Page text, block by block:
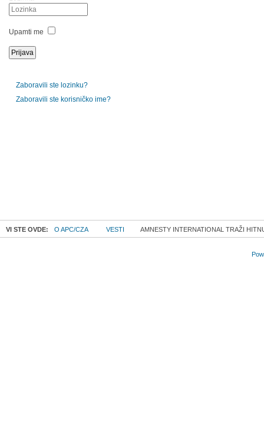
Upamti me
Zaboravili ste lozinku?
Zaboravili ste korisničko ime?
VI STE OVDE: O APC/CZA VESTI AMNESTY INTERNATIONAL TRAŽI